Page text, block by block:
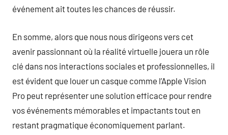
événement ait toutes les chances de réussir.
En somme, alors que nous nous dirigeons vers cet
avenir passionnant où la réalité virtuelle jouera un rôle
clé dans nos interactions sociales et professionnelles, il
est évident que louer un casque comme l’Apple Vision
Pro peut représenter une solution efficace pour rendre
vos événements mémorables et impactants tout en
restant pragmatique économiquement parlant.